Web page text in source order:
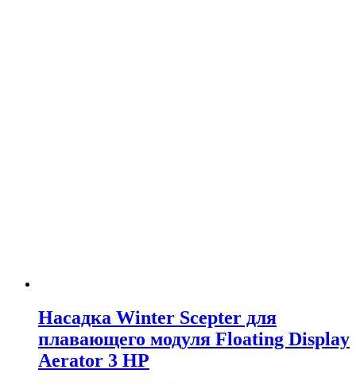
Насадка Winter Scepter для
плавающего модуля Floating Display
Aerator 3 HP